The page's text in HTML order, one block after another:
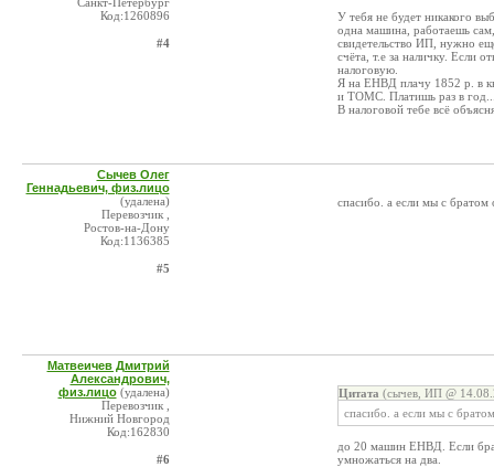
Код:1260896
#4
У тебя не будет никакого
одна машина, работаешь
свидетельство ИП, нужно
счёта, т.е за наличку. Если
налоговую.
Я на ЕНВД плачу 1852 р. в
и ТОМС. Платишь раз в
В налоговой тебе всё
Сычев Олег
Геннадьевич, физ.лицо
(удалена)
Перевозчик ,
Ростов-на-Дону
Код:1136385
#5
спасибо. а если мы с братом
Матвеичев Дмитрий
Александрович,
физ.лицо (удалена)
Перевозчик ,
Нижний Новгород
Код:162830
#6
Цитата (сычев, ИП @
спасибо. а если мы с
до 20 машин ЕНВД. Если
умножаться на два.